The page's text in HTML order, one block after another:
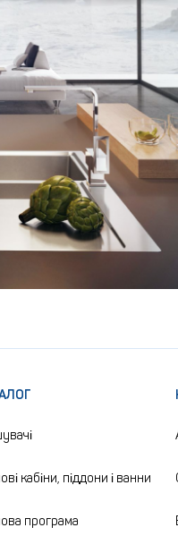
кабіни, піддони і ванни
програма